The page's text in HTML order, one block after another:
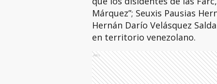
Márquez”; Seuxis Pausias
Hernán Darío Velásquez
en territorio venezolano.
Ads